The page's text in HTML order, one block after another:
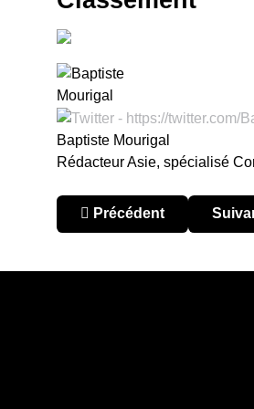
Baptiste Mourigal
Rédacteur Asie, spécialisé
Article précédent :
Précédent